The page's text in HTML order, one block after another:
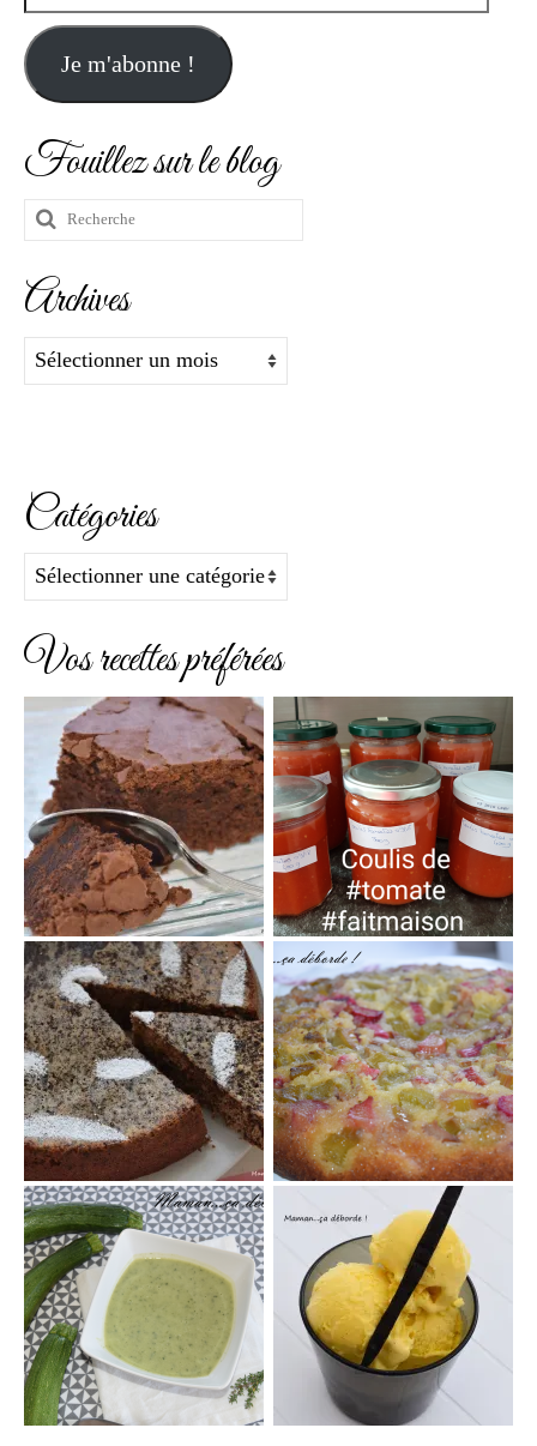
mail
ici
Je m'abonne !
Fouillez sur le blog
Rechercher
Archives
Archives
Catégories
Catégories
Vos recettes préférées